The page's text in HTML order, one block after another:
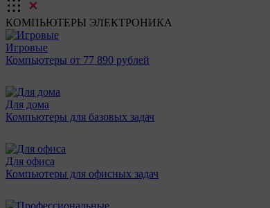
КОМПЬЮТЕРЫ ЭЛЕКТРОНИКА
Игровые
Компьютеры от 77 890 рублей
Для дома
Компьютеры для базовых задач
Для офиса
Компьютеры для офисных задач